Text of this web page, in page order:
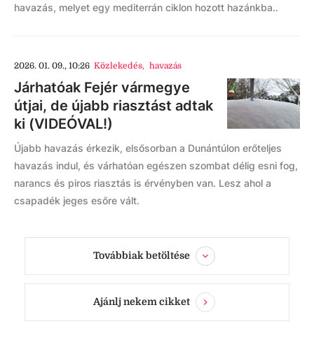
havazás, melyet egy mediterrán ciklon hozott hazánkba..
2026. 01. 09., 10:26 Közlekedés, havazás
Járhatóak Fejér vármegye
útjai, de újabb riasztást adtak
ki (VIDEÓVAL!)
Újabb havazás érkezik, elsősorban a Dunántúlon erőteljes
havazás indul, és várhatóan egészen szombat délig esni fog,
narancs és piros riasztás is érvényben van. Lesz ahol a
csapadék jeges esőre vált.
Továbbiak betöltése
Ajánlj nekem cikket